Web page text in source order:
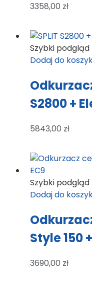
3358,00 zł
Szybki podgląd
Dodaj do
S2800 +
5843,00 zł
Szybki podgląd
Dodaj do
Style 150
3690,00 zł